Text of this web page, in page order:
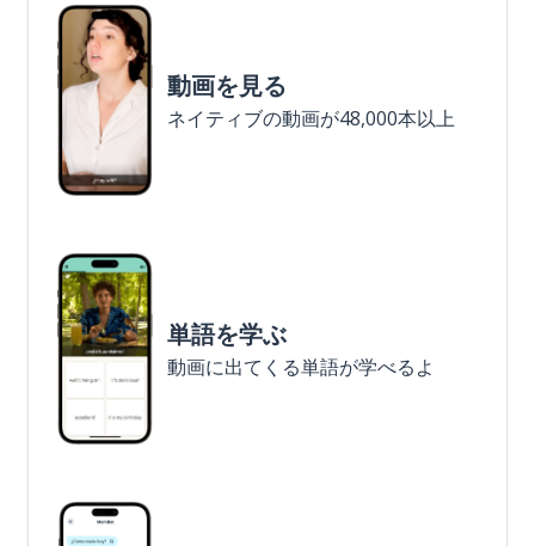
動画を見る
ネイティブの動画が48,000本以上
単語を学ぶ
動画に出てくる単語が学べるよ